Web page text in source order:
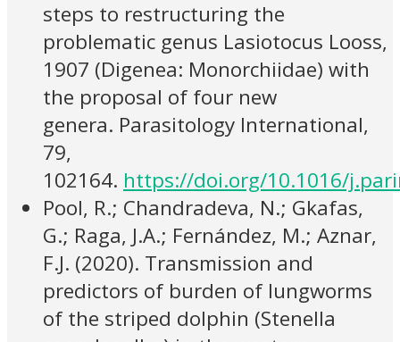
steps to restructuring the
problematic genus Lasiotocus Looss,
1907 (Digenea: Monorchiidae) with
the proposal of four new
genera. Parasitology International,
79,
102164. https://doi.org/10.1016/
Pool, R.; Chandradeva, N.; Gkafas,
G.; Raga, J.A.; Fernández, M.; Aznar,
F.J. (2020). Transmission and
predictors of burden of lungworms
of the striped dolphin (Stenella